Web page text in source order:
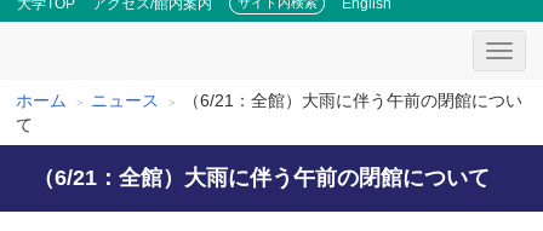
ツ
パ
く
ホーム ニュース
（6/21：全館）大雨に伴う午前の閉館につい
て
（6/21：全館）大雨に伴う午前の閉館について